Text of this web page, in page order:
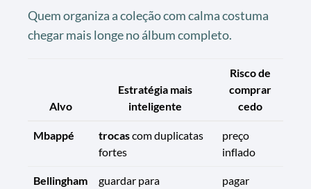
Quem organiza a coleção com calma costuma
chegar mais longe no álbum completo.
Alvo
Estratégia mais
inteligente
Risco de
comprar
cedo
Mbappé trocascom duplicatas
fortes
preço
inflado
Bellingham
guardar para
pagar